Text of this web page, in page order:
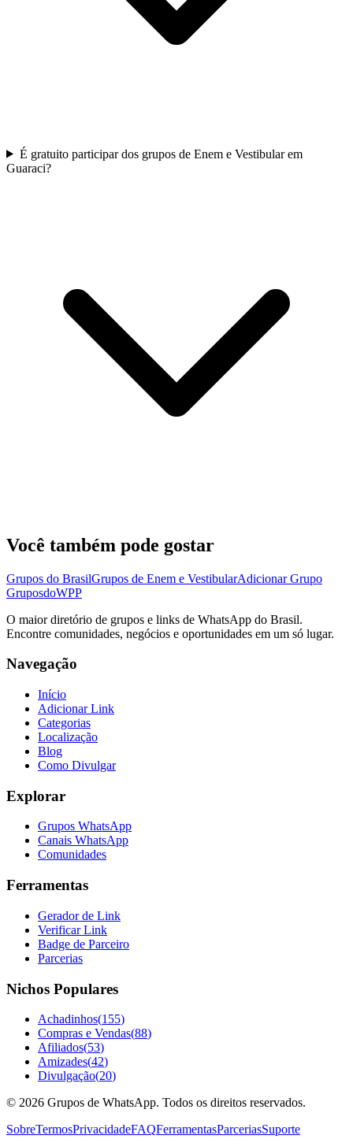
É gratuito participar dos grupos de Enem e Vestibular em
Guaraci?
Você também pode gostar
Grupos do BrasilGrupos de Enem e VestibularAdicionar Grupo
GruposdoWPP
O maior diretório de grupos e links de WhatsApp do Brasil.
Encontre comunidades, negócios e oportunidades em um só lugar.
Navegação
Início
Adicionar Link
Categorias
Localização
Blog
Como Divulgar
Explorar
Grupos WhatsApp
Canais WhatsApp
Comunidades
Ferramentas
Gerador de Link
Verificar Link
Badge de Parceiro
Parcerias
Nichos Populares
Achadinhos(155)
Compras e Vendas(88)
Afiliados(53)
Amizades(42)
Divulgação(20)
© 2026 Grupos de WhatsApp. Todos os direitos reservados.
SobreTermosPrivacidadeFAQFerramentasParceriasSuporte